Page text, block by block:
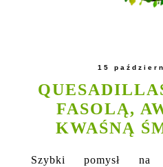
15
FASOLĄ,
KWAŚNĄ
Szybki pomysł na